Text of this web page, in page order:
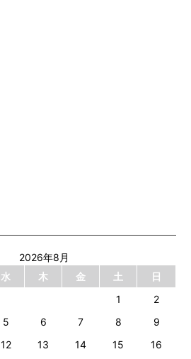
2026年8月
水 木 金 土 日
1
2
5 6 7 8
9
12 13 14 15
16